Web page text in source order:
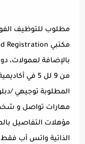
مطلوب للتوظيف
من 9 لل 5 في
المطلوبة توجيهي /
مهارات تواصل و
مؤهلات التفاصيل
الذاتية واتس أب